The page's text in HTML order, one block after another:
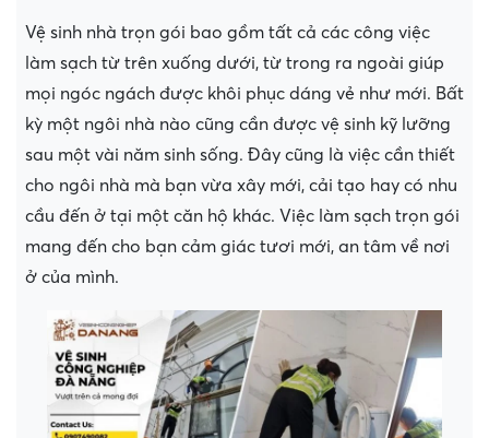
Vệ sinh nhà trọn gói bao gồm tất cả các công việc
làm sạch từ trên xuống dưới, từ trong ra ngoài giúp
mọi ngóc ngách được khôi phục dáng vẻ như mới. Bất
kỳ một ngôi nhà nào cũng cần được vệ sinh kỹ lưỡng
sau một vài năm sinh sống. Đây cũng là việc cần thiết
cho ngôi nhà mà bạn vừa xây mới, cải tạo hay có nhu
cầu đến ở tại một căn hộ khác. Việc làm sạch trọn gói
mang đến cho bạn cảm giác tươi mới, an tâm về nơi
ở của mình.